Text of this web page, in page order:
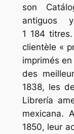
son
antiguos
1 184
clientèle «
imprimés
des
1838, les
Librería
mexicana.
1850, leur